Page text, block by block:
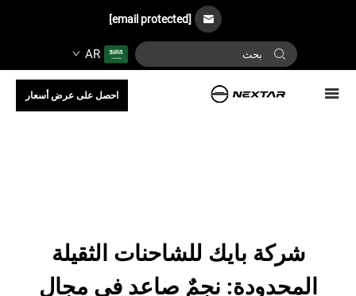
[email protected]
AR
احصل على عرض أسعار
شركة بايك للشاحنات الثقيلة
المحدودة: نجمٌ صاعد في مجال